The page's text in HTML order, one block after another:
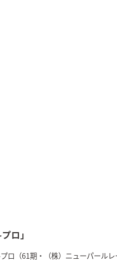
ロ」
ロ（61期・（株）ニューパール